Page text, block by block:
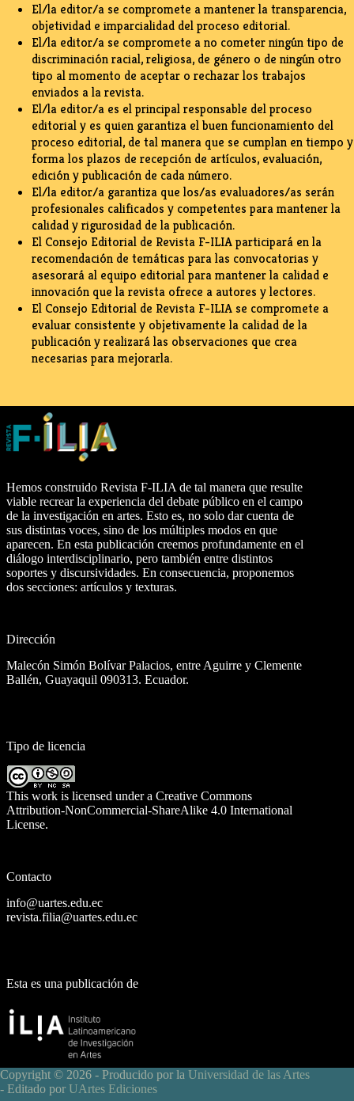
El/la editor/a se compromete a mantener la transparencia,
objetividad e imparcialidad del proceso editorial.
El/la editor/a se compromete a no cometer ningún tipo de
discriminación racial, religiosa, de género o de ningún otro
tipo al momento de aceptar o rechazar los trabajos
enviados a la revista.
El/la editor/a es el principal responsable del proceso
editorial y es quien garantiza el buen funcionamiento del
proceso editorial, de tal manera que se cumplan en tiempo y
forma los plazos de recepción de artículos, evaluación,
edición y publicación de cada número.
El/la editor/a garantiza que los/as evaluadores/as serán
profesionales calificados y competentes para mantener la
calidad y rigurosidad de la publicación.
El Consejo Editorial de Revista F-ILIA participará en la
recomendación de temáticas para las convocatorias y
asesorará al equipo editorial para mantener la calidad e
innovación que la revista ofrece a autores y lectores.
El Consejo Editorial de Revista F-ILIA se compromete a
evaluar consistente y objetivamente la calidad de la
publicación y realizará las observaciones que crea
necesarias para mejorarla.
Hemos construido Revista F-ILIA de tal manera que resulte
viable recrear la experiencia del debate público en el campo
de la investigación en artes. Esto es, no solo dar cuenta de
sus distintas voces, sino de los múltiples modos en que
aparecen. En esta publicación creemos profundamente en el
diálogo interdisciplinario, pero también entre distintos
soportes y discursividades. En consecuencia, proponemos
dos secciones: artículos y texturas.
Dirección
Malecón Simón Bolívar Palacios, entre Aguirre y Clemente
Ballén, Guayaquil 090313. Ecuador.
Tipo de licencia
This work is licensed under a Creative Commons
Attribution-NonCommercial-ShareAlike 4.0 International
License.
Contacto
info@uartes.edu.ec
revista.filia@uartes.edu.ec
Esta es una publicación de
Copyright © 2026 - Producido por la Universidad de las Artes
- Editado por UArtes Ediciones